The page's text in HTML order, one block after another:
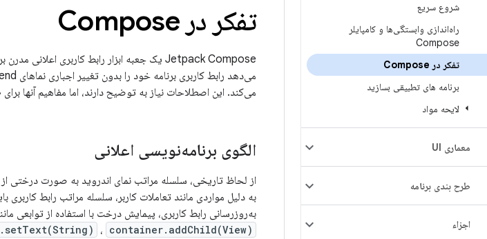
شروع سریع
راه‌اندازی وابستگی‌ها و کامپایلر
Compose
تفکر در Compose
برنامه های تطبیقی ​​بسازید
لایحه مواد
معماری UI
طرح بندی برنامه
اجزاء
تفکر در Compose
Jetpack Compose یک جعبه ابزار رابط کاربری اعلانی مدرن برای اندروید است. Compose با ارائه یک
می‌کند. این اصطلاحات نیاز به توضیح دارند، اما مفاهیم آنها
الگوی برنامه‌نویسی اعلانی
از لحاظ تاریخی، سلسله مراتب نمای اندروید به صورت درختی
به دلیل مواردی مانند تعاملات کاربر، سلسله مراتب رابط
به‌روزرسانی رابط کاربری، پیمایش درخت با استفاده از توابعی
، container.addChild(View)